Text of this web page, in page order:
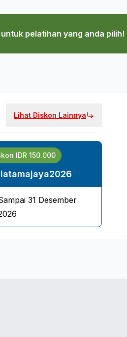
pelatihan yang anda pilih!
Lihat Diskon Lainnya
IDR 150.000
31 Desember